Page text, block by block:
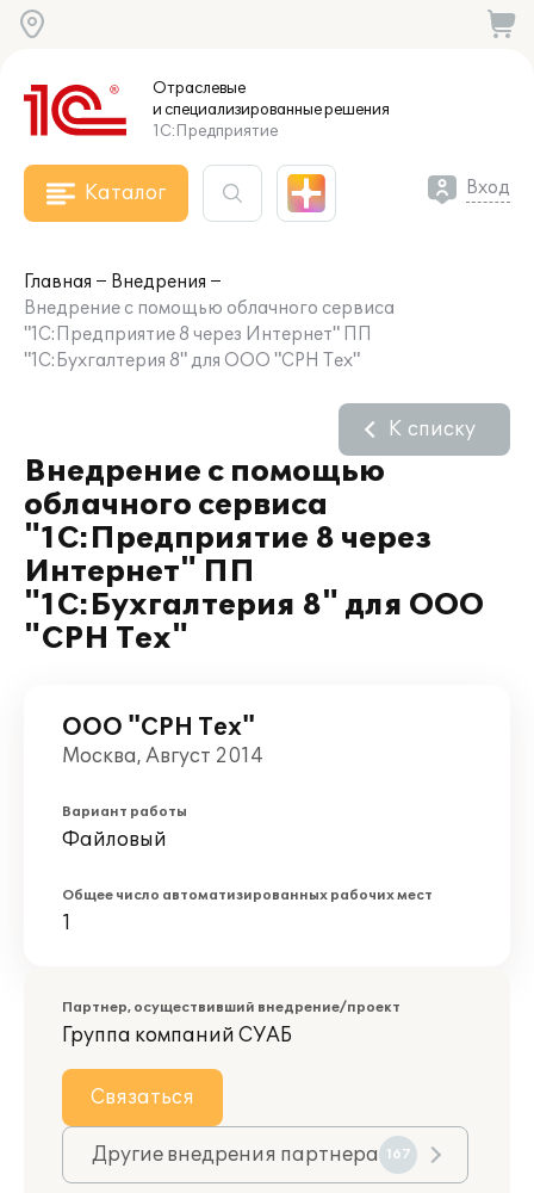
Отраслевые
и специализированныерешения
1С:Предприятие
Каталог Вход
Главная
Внедрения
Внедрение с помощью облачного сервиса
"1С:Предприятие 8 через Интернет" ПП
"1С:Бухгалтерия 8" для ООО "СРН Тех"
Внедрение с помощью
облачного сервиса
"1С:Предприятие 8 через
Интернет" ПП
"1С:Бухгалтерия 8" для ООО
"СРН Тех"
К списку
ООО "СРН Тех"
Москва, Август 2014
Вариант работы
Файловый
Общее число автоматизированных рабочих мест
1
Партнер, осуществивший внедрение/проект
Группа компаний СУАБ
Связаться
Другие внедрения партнера 167